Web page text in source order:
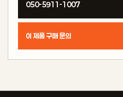
050-5911-1007
이 제품 구매 문의